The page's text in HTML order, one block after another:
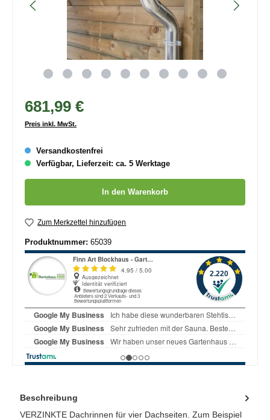
681,99 €
Preis inkl. MwSt.
Versandkostenfrei
Verfügbar, Lieferzeit: ca. 5 Werktage
In den Warenkorb
Zum Merkzettel hinzufügen
Produktnummer: 65039
Beschreibung
VERZINKTE Dachrinnen für vier Dachseiten. Zum Beispiel